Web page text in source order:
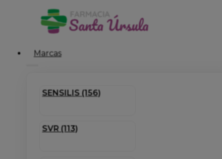
Marcas
SENSILIS (156)
SVR (113)